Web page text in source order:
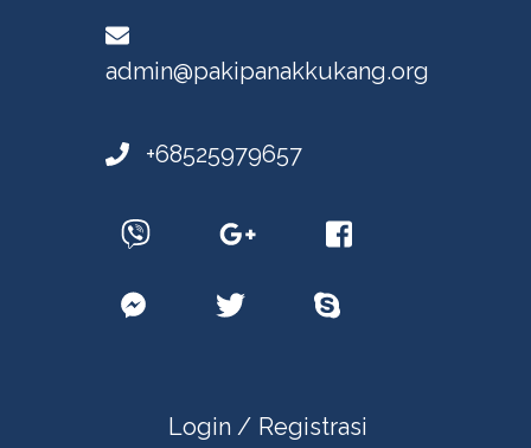
admin@pakipanakkukang.org
+68525979657
Login / Registrasi